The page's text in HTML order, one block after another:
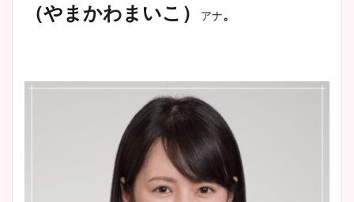
（やまかわまいこ）
アナ。